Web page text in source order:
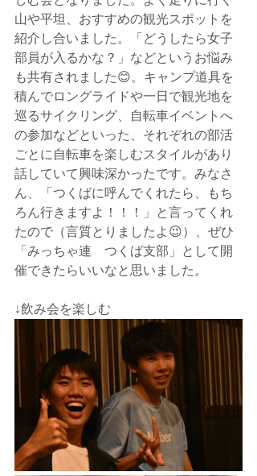
山や平坦、おすすめの観光スポットを
紹介し合いました。「どうしたら女子
部員が入るかな？」などというお悩み
も共有されました😊。キャンプ道具を
積んでロングライドや一日で観光地を
巡るサイクリング、自転車イベントへ
の参加などといった、それぞれの部活
ごとに自転車を楽しむスタイルがあり
話していて興味深かったです。みなさ
ん、「つくばに呼んでくれたら、もち
ろん行きますよ！！！」と言ってくれ
たので（言質とりましたよ😉）、ぜひ
「みっちゃ連　つくば支部」として開
催できたらいいなと思いました。
↓飲み会を楽しむ